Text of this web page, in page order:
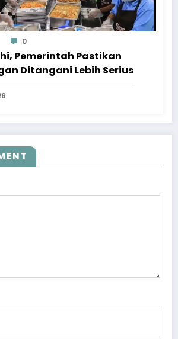
0
Pemerintah Pastikan
Ditangani Lebih Serius